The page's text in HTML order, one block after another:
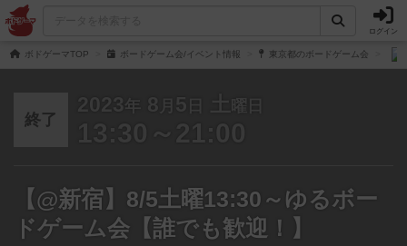
ログイン
ボドゲーマTOP ボードゲーム会/イベント情報 東京都のボードゲーム会
終了
2023年 8 月 5 日 土 曜日
13:30～21:00
【@新宿】8/5土曜13:30～ゆるボー
ドゲーム会【誰でも歓迎！】